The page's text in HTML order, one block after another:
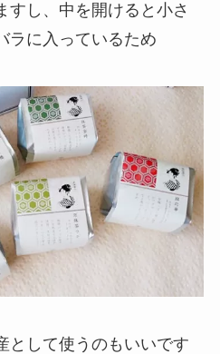
すし、中を開けると小さ
ラに入っているため
として使うのもいいです